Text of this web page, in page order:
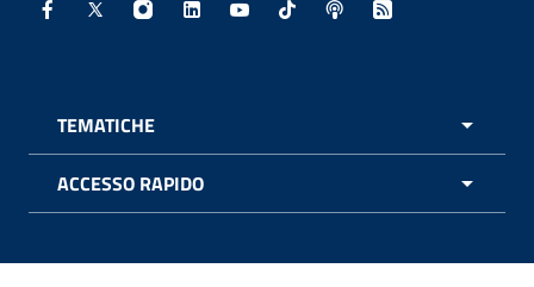
Facebook - Sito esterno - Apertura in nuova finestra
X - Sito esterno - Apertura in nuova finestra
Instagram - Sito esterno - Apertura in
Linkedin - Sito esterno - Apertura in
Youtube - Sito esterno -
TikTok - Sito esterno -
Spreaker - Sito
Feed RSS -
TEMATICHE
ACCESSO RAPIDO